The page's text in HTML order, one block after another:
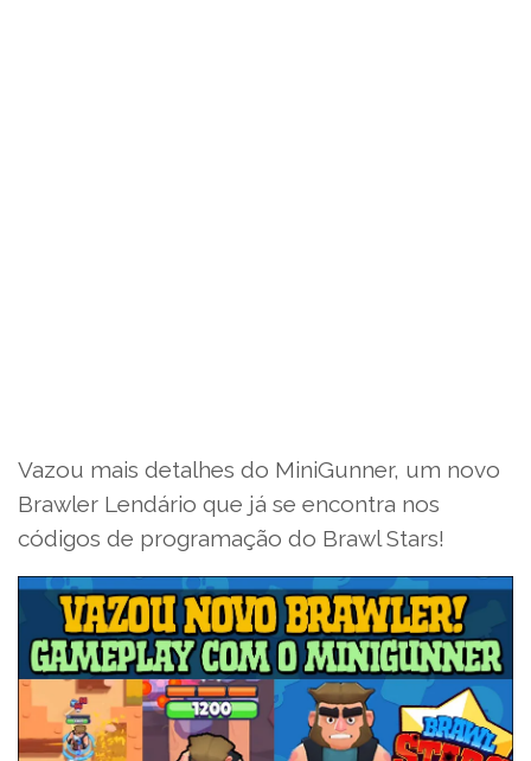
Vazou mais detalhes do MiniGunner, um novo
Brawler Lendário que já se encontra nos
códigos de programação do Brawl Stars!